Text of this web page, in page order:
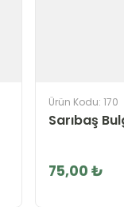
Ürün Kodu: 170
Sarıbaş
75,00 ₺